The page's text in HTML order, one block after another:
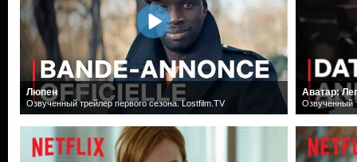
Люпен
Озвученный трейлер первого сезона. Lostfilm.TV
Аватар:
Озвученный